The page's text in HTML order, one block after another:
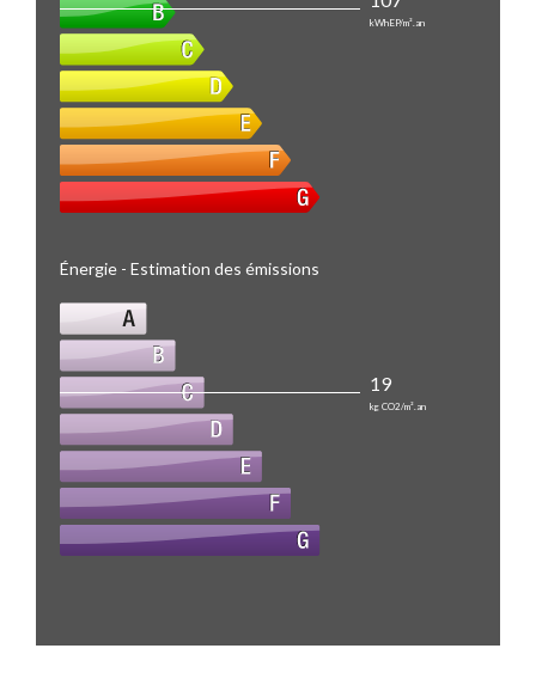
kWhEP/m².an
Énergie - Estimation des émissions
19
kg CO2/m².an